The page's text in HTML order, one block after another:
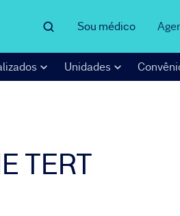
Sou médico
Unidades
TERT